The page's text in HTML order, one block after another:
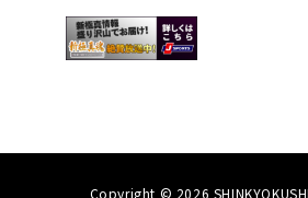
Copyright © 2026